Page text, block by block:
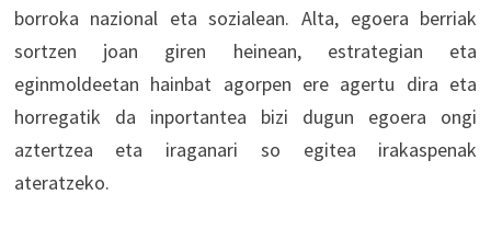
borroka nazional eta sozialean. Alta, egoera berriak
sortzen joan giren heinean, estrategian eta
eginmoldeetan hainbat agorpen ere agertu dira eta
horregatik da inportantea bizi dugun egoera ongi
aztertzea eta iraganari so egitea irakaspenak
ateratzeko.